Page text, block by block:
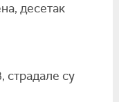
десетак
страдале су